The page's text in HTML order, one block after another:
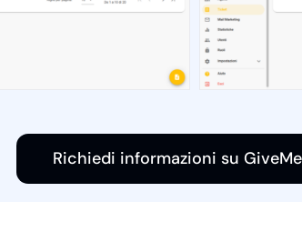
Richiedi informazioni su